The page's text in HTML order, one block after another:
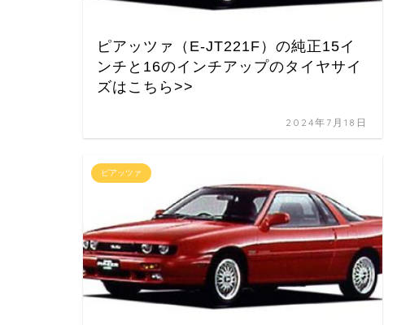
ピアッツァ（E-JT221F）の純正15イ
ンチと16のインチアップのタイヤサイ
ズはこちら>>
2024年7月18日
ピアッツァ